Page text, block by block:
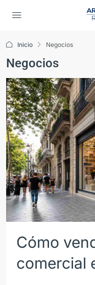
Inicio Negocios
Negocios
Cómo
comercial